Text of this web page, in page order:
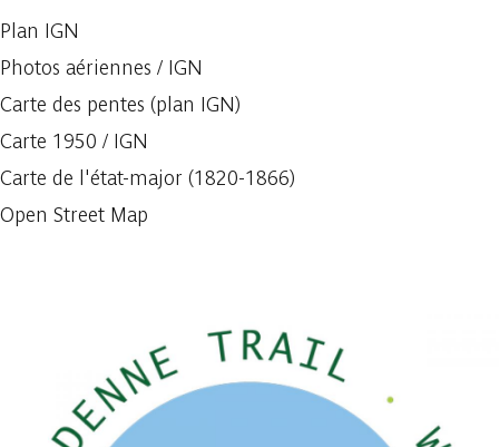
Plan IGN
Photos aériennes / IGN
Carte des pentes (plan IGN)
Carte 1950 / IGN
Carte de l'état-major (1820-1866)
Open Street Map